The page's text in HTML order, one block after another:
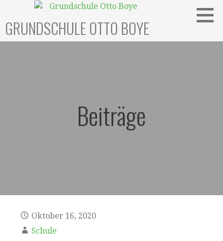
springen
GRUNDSCHULE OTTO BOYE
Beiträge
Oktober 16, 2020
Schule